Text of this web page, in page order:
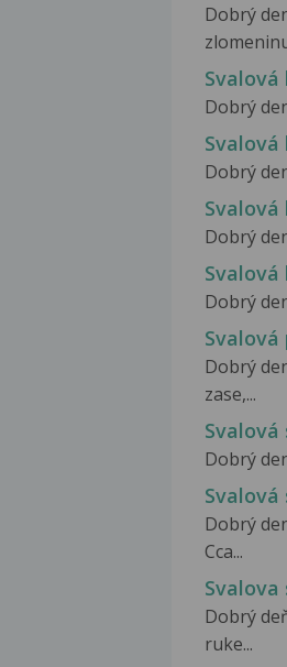
Dobrý
Dobrý
Svalová
Dobrý
Dobrý
Dobrý
Dobrý
zase,...
Dobrý
Dobrý
Cca...
Dobrý
ruke...